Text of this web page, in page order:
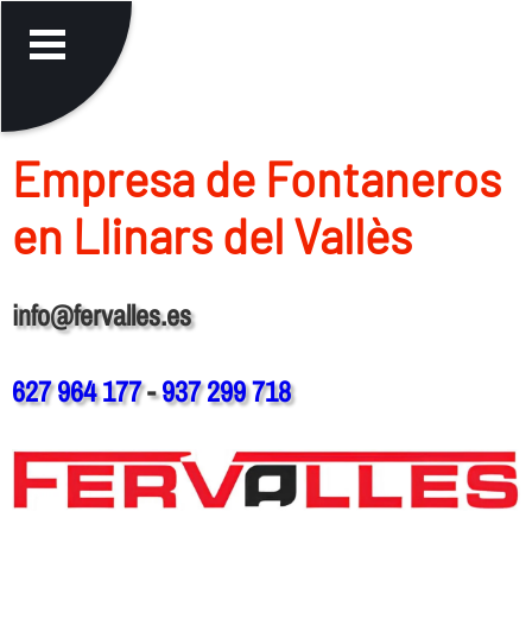
Empresa de Fontaneros
en Llinars del Vallès
info@fervalles.es
627 964 177-937 299 718